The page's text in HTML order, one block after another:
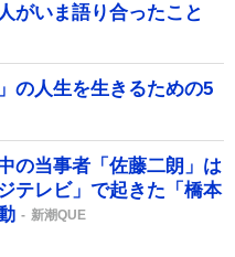
がいま語り合ったこと
の人生を生きるための5
の当事者「佐藤二朗」は
レビ」で起きた「橋本
新潮QUE